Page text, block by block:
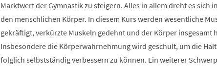
Marktwert der Gymnastik zu steigern. Alles in allem dreht es sich
den menschlichen Körper. In diesem Kurs werden wesentliche
gekräftigt, verkürzte Muskeln gedehnt und der Körper insgesamt
Insbesondere die Körperwahrnehmung wird geschult, um die
folglich selbstständig verbessern zu können. Ein weiterer